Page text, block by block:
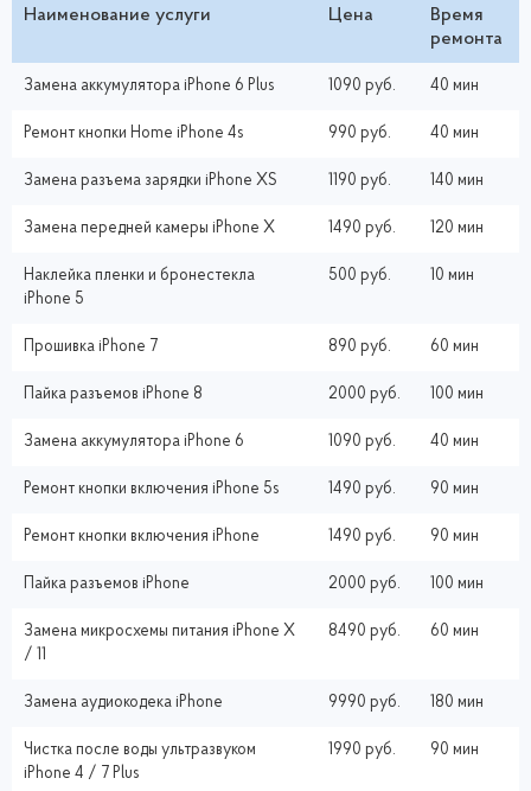
Наименование услуги Цена
Время
ремонта
Замена аккумулятора iPhone 6 Plus 1090 руб. 40 мин
Ремонт кнопки Home iPhone 4s 990 руб. 40 мин
Замена разъема зарядки iPhone XS 1190 руб. 140 мин
Замена передней камеры iPhone X 1490 руб. 120 мин
Наклейка пленки и бронестекла
iPhone 5
500 руб. 10 мин
Прошивка iPhone 7 890 руб. 60 мин
Пайка разъемов iPhone 8 2000 руб. 100 мин
Замена аккумулятора iPhone 6 1090 руб. 40 мин
Ремонт кнопки включения iPhone 5s 1490 руб. 90 мин
Ремонт кнопки включения iPhone 1490 руб. 90 мин
Пайка разъемов iPhone 2000 руб. 100 мин
Замена микросхемы питания iPhone X
/ 11
8490 руб. 60 мин
Замена аудиокодека iPhone 9990 руб. 180 мин
Чистка после воды ультразвуком
iPhone 4 / 7 Plus
1990 руб. 90 мин